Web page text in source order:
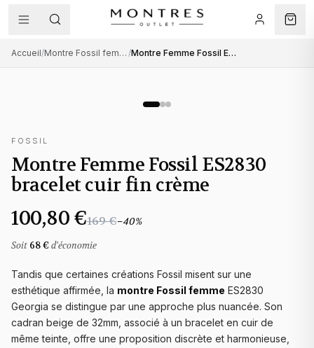
Accueil/ Montre Fossil femme / Montre Femme Fossil ES2830 bracelet cuir fin crème
FOSSIL
Montre Femme Fossil ES2830
bracelet cuir fin crème
100,80 €169 €−40%
Soit 68 € d'économie
Tandis que certaines créations Fossil misent sur une
esthétique affirmée, la montre Fossil femme ES2830
Georgia se distingue par une approche plus nuancée. Son
cadran beige de 32mm, associé à un bracelet en cuir de
même teinte, offre une proposition discrète et harmonieuse,